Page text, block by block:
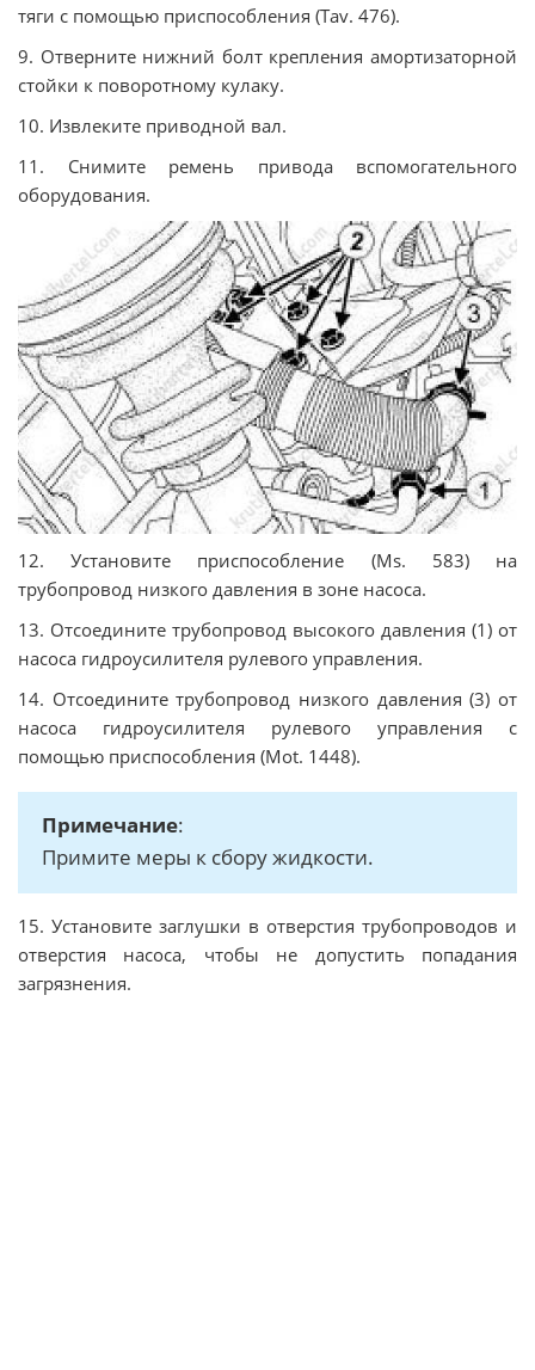
тяги с помощью приспособления (Tav. 476).
9. Отверните нижний болт крепления амортизаторной
стойки к поворотному кулаку.
10. Извлеките приводной вал.
11. Снимите ремень привода вспомогательного
оборудования.
12. Установите приспособление (Ms. 583) на
трубопровод низкого давления в зоне насоса.
13. Отсоедините трубопровод высокого давления (1) от
насоса гидроусилителя рулевого управления.
14. Отсоедините трубопровод низкого давления (3) от
насоса гидроусилителя рулевого управления с
помощью приспособления (Mot. 1448).
Примечание:
Примите меры к сбору жидкости.
15. Установите заглушки в отверстия трубопроводов и
отверстия насоса, чтобы не допустить попадания
загрязнения.